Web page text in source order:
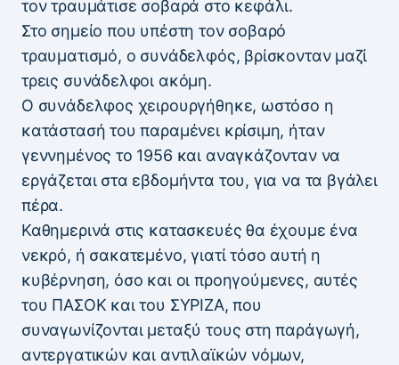
τον τραυμάτισε σοβαρά στο κεφάλι.
Στο σημείο που υπέστη τον σοβαρό
τραυματισμό, ο συνάδελφός, βρίσκονταν μαζί
τρεις συνάδελφοι ακόμη.
Ο συνάδελφος χειρουργήθηκε, ωστόσο η
κατάστασή του παραμένει κρίσιμη, ήταν
γεννημένος το 1956 και αναγκάζονταν να
εργάζεται στα εβδομήντα του, για να τα βγάλει
πέρα.
Καθημερινά στις κατασκευές θα έχουμε ένα
νεκρό, ή σακατεμένο, γιατί τόσο αυτή η
κυβέρνηση, όσο και οι προηγούμενες, αυτές
του ΠΑΣΟΚ και του ΣΥΡΙΖΑ, που
συναγωνίζονται μεταξύ τους στη παράγωγή,
αντεργατικών και αντιλαϊκών νόμων,